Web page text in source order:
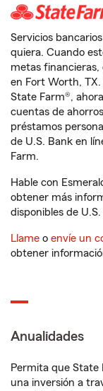
Servicios
quiera. Cuando
metas
en Fort Worth, TX.
State Farm®,
cuentas de
préstamos
de U.S. Bank en
Farm.
Hable con
obtener más
disponibles de
Llame o envíe un
obtener
Anualidades
Permita que State
una inversión a